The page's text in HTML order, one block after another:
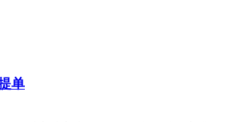
单